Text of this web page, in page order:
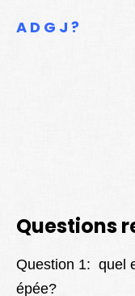
A D G J ?
Questions
Question 1: quel
épée?